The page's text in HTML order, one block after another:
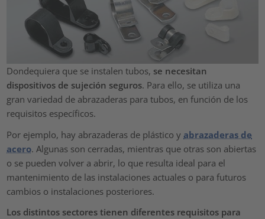
Dondequiera que se instalen tubos, se necesitan
dispositivos de sujeción seguros. Para ello, se utiliza una
gran variedad de abrazaderas para tubos, en función de los
requisitos específicos.
Por ejemplo, hay abrazaderas de plástico y abrazaderas de
acero. Algunas son cerradas, mientras que otras son abiertas
o se pueden volver a abrir, lo que resulta ideal para el
mantenimiento de las instalaciones actuales o para futuros
cambios o instalaciones posteriores.
Los distintos sectores tienen diferentes requisitos para